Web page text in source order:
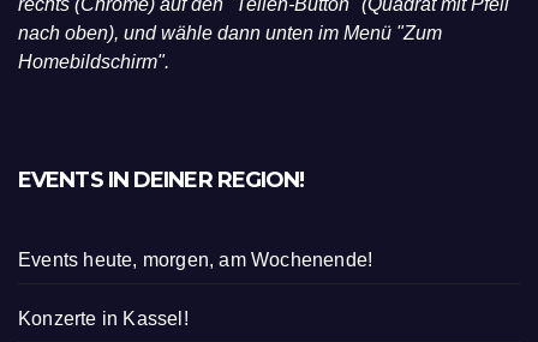
rechts (Chrome) auf den "Teilen-Button" (Quadrat mit Pfeil
nach oben), und wähle dann unten im Menü "Zum
Homebildschirm".
EVENTS IN DEINER REGION!
Events heute, morgen, am Wochenende!
Konzerte in Kassel!